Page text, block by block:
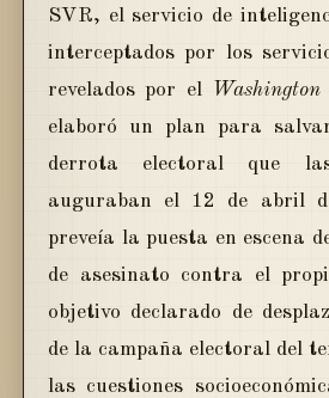
SVR, el servicio de
interceptados por los
revelados por el
Washington
elaboró un plan para
derrota electoral que
auguraban el 12 de abril
preveía la puesta en escena
de asesinato contra el
objetivo declarado de
de la campaña electoral del
las cuestiones